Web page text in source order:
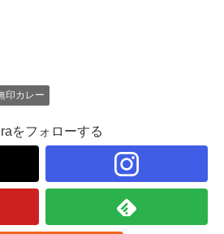
印カレー
をフォローする